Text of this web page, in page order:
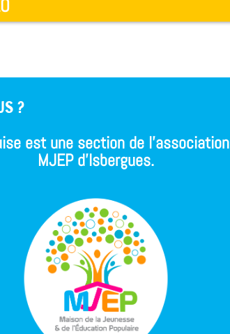
?
est une section de l'association
MJEP d'Isbergues.